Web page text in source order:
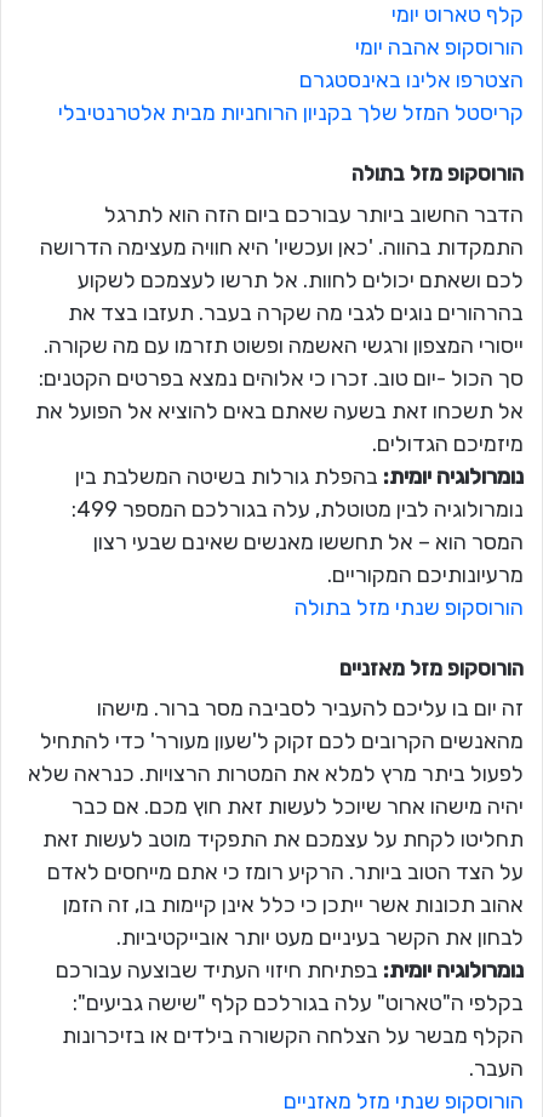
קלף טארוט יומי
הורוסקופ אהבה יומי
הצטרפו אלינו באינסטגרם
קריסטל המזל שלך בקניון הרוחניות מבית אלטרנטיבלי
הורוסקופ מזל בתולה
הדבר החשוב ביותר עבורכם ביום הזה הוא לתרגל
התמקדות בהווה. 'כאן ועכשיו' היא חוויה מעצימה הדרושה
לכם ושאתם יכולים לחוות. אל תרשו לעצמכם לשקוע
בהרהורים נוגים לגבי מה שקרה בעבר. תעזבו בצד את
ייסורי המצפון ורגשי האשמה ופשוט תזרמו עם מה שקורה.
סך הכול -יום טוב. זכרו כי אלוהים נמצא בפרטים הקטנים:
אל תשכחו זאת בשעה שאתם באים להוציא אל הפועל את
מיזמיכם הגדולים.
נומרולוגיה יומית: בהפלת גורלות בשיטה המשלבת בין
נומרולוגיה לבין מטוטלת, עלה בגורלכם המספר 499:
המסר הוא – אל תחששו מאנשים שאינם שבעי רצון
מרעיונותיכם המקוריים.
הורוסקופ שנתי מזל בתולה
הורוסקופ מזל מאזניים
זה יום בו עליכם להעביר לסביבה מסר ברור. מישהו
מהאנשים הקרובים לכם זקוק ל'שעון מעורר' כדי להתחיל
לפעול ביתר מרץ למלא את המטרות הרצויות. כנראה שלא
יהיה מישהו אחר שיוכל לעשות זאת חוץ מכם. אם כבר
תחליטו לקחת על עצמכם את התפקיד מוטב לעשות זאת
על הצד הטוב ביותר. הרקיע רומז כי אתם מייחסים לאדם
אהוב תכונות אשר ייתכן כי כלל אינן קיימות בו, זה הזמן
לבחון את הקשר בעיניים מעט יותר אובייקטיביות.
נומרולוגיה יומית: בפתיחת חיזוי העתיד שבוצעה עבורכם
בקלפי ה"טארוט" עלה בגורלכם קלף "שישה גביעים":
הקלף מבשר על הצלחה הקשורה בילדים או בזיכרונות
העבר.
הורוסקופ שנתי מזל מאזניים